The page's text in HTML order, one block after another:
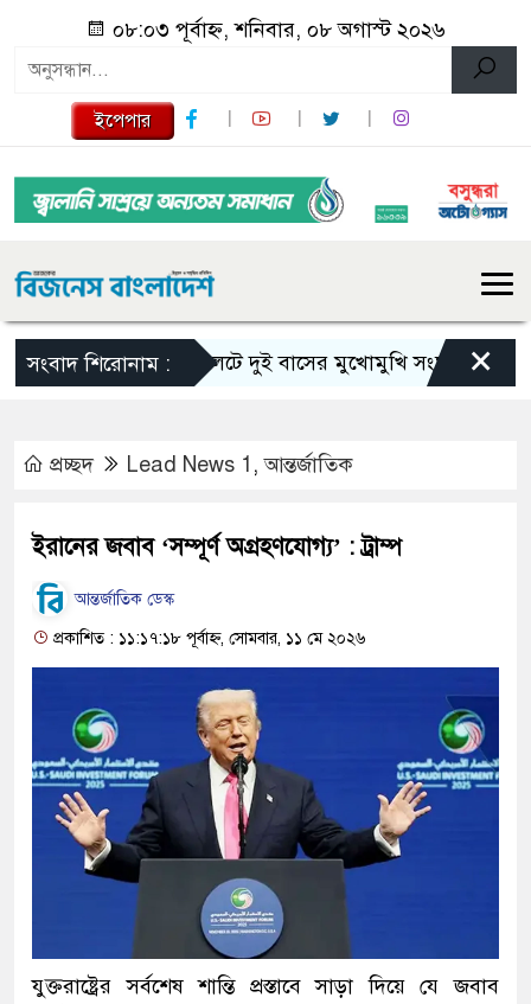
০৮:০৩ পূর্বাহ্ন, শনিবার, ০৮ অগাস্ট ২০২৬
ইপেপার
সংবাদ শিরোনাম :সিলেটে দুই বাসের মুখোমুখি সংঘর্ষে নিহত বেড়ে ৯
×
প্রচ্ছদ Lead News 1 ,আন্তর্জাতিক
ইরানের জবাব ‘সম্পূর্ণ অগ্রহণযোগ্য’ : ট্রাম্প
আন্তর্জাতিক ডেস্ক
প্রকাশিত : ১১:১৭:১৮ পূর্বাহ্ন, সোমবার, ১১ মে ২০২৬
যুক্তরাষ্ট্রের সর্বশেষ শান্তি প্রস্তাবে সাড়া দিয়ে যে জবাব